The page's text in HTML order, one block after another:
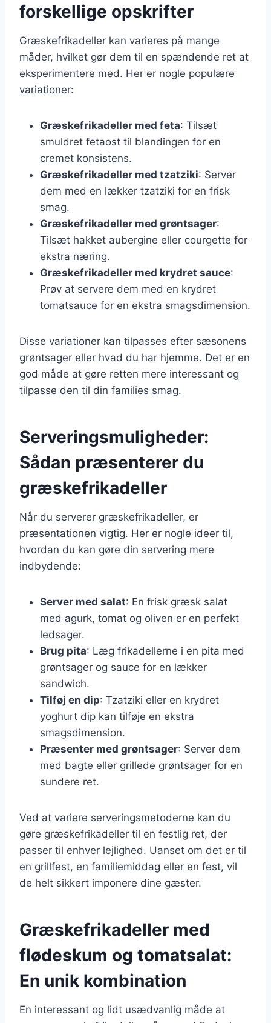
forskellige opskrifter
Græskefrikadeller kan varieres på mange
måder, hvilket gør dem til en spændende ret at
eksperimentere med. Her er nogle populære
variationer:
Græskefrikadeller med feta: Tilsæt
smuldret fetaost til blandingen for en
cremet konsistens.
Græskefrikadeller med tzatziki: Server
dem med en lækker tzatziki for en frisk
smag.
Græskefrikadeller med grøntsager:
Tilsæt hakket aubergine eller courgette for
ekstra næring.
Græskefrikadeller med krydret sauce:
Prøv at servere dem med en krydret
tomatsauce for en ekstra smagsdimension.
Disse variationer kan tilpasses efter sæsonens
grøntsager eller hvad du har hjemme. Det er en
god måde at gøre retten mere interessant og
tilpasse den til din families smag.
Serveringsmuligheder:
Sådan præsenterer du
græskefrikadeller
Når du serverer græskefrikadeller, er
præsentationen vigtig. Her er nogle ideer til,
hvordan du kan gøre din servering mere
indbydende:
Server med salat: En frisk græsk salat
med agurk, tomat og oliven er en perfekt
ledsager.
Brug pita: Læg frikadellerne i en pita med
grøntsager og sauce for en lækker
sandwich.
Tilføj en dip: Tzatziki eller en krydret
yoghurt dip kan tilføje en ekstra
smagsdimension.
Præsenter med grøntsager: Server dem
med bagte eller grillede grøntsager for en
sundere ret.
Ved at variere serveringsmetoderne kan du
gøre græskefrikadeller til en festlig ret, der
passer til enhver lejlighed. Uanset om det er til
en grillfest, en familiemiddag eller en fest, vil
de helt sikkert imponere dine gæster.
Græskefrikadeller med
flødeskum og tomatsalat:
En unik kombination
En interessant og lidt usædvanlig måde at